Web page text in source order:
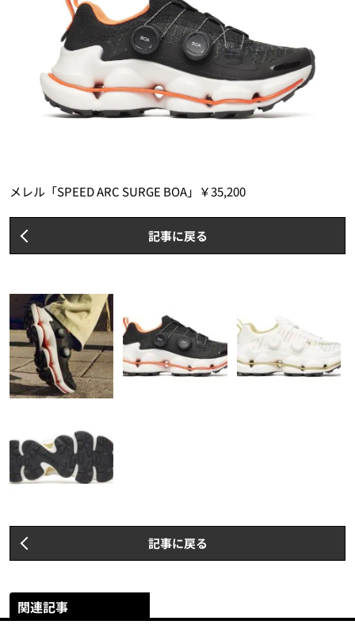
メレル「SPEED ARC SURGE BOA」￥35,200
記事に戻る
記事に戻る
関連記事